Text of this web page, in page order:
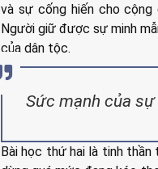
và sự cống hiến cho cộng
Người giữ được sự minh
của dân tộc.
​Sức mạnh của
Bài học thứ hai là tinh thần